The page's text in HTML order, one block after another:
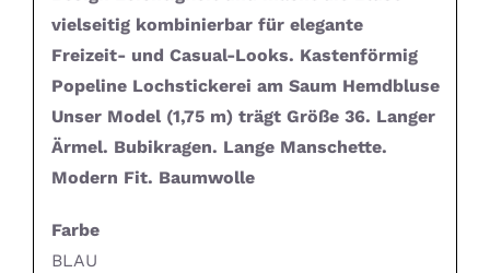
vielseitig kombinierbar für elegante
Freizeit- und Casual-Looks. Kastenförmig
Popeline Lochstickerei am Saum Hemdbluse
Unser Model (1,75 m) trägt Größe 36. Langer
Ärmel. Bubikragen. Lange Manschette.
Modern Fit. Baumwolle
Farbe
BLAU